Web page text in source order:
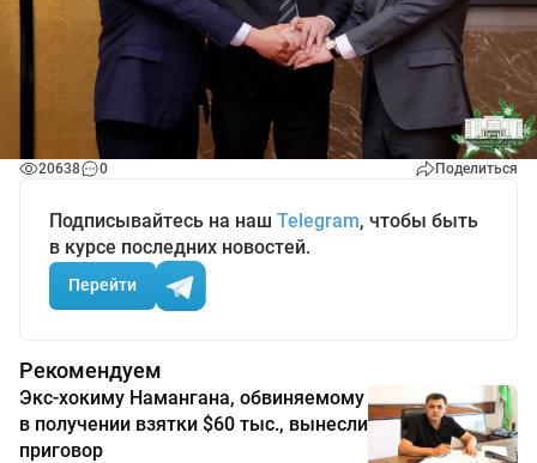
20638 0 Поделиться
Подписывайтесь на наш Telegram, чтобы быть
в курсе последних новостей.
Перейти
Рекомендуем
Экс-хокиму Намангана, обвиняемому
в получении взятки $60 тыс., вынесли
приговор